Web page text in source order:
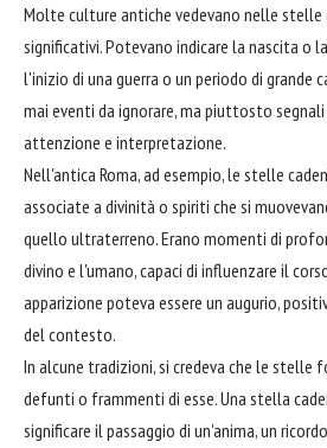
Molte culture antiche vedevano nelle stelle
significativi. Potevano indicare la nascita o
l'inizio di una guerra o un periodo di grande
mai eventi da ignorare, ma piuttosto
attenzione e interpretazione.
Nell'antica Roma, ad esempio, le stelle
associate a divinità o spiriti che si
quello ultraterreno. Erano momenti di
divino e l'umano, capaci di influenzare il
apparizione poteva essere un augurio,
del contesto.
In alcune tradizioni, si credeva che le stelle
defunti o frammenti di esse. Una stella
significare il passaggio di un'anima, un